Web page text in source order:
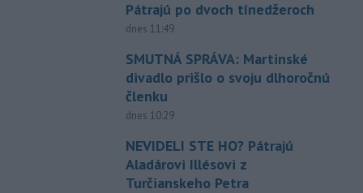
Pátrajú po dvoch tínedžeroch
dnes 11:49
SMUTNÁ SPRÁVA: Martinské
divadlo prišlo o svoju dlhoročnú
členku
dnes 10:29
NEVIDELI STE HO? Pátrajú
Aladárovi Illésovi z
Turčianskeho Petra